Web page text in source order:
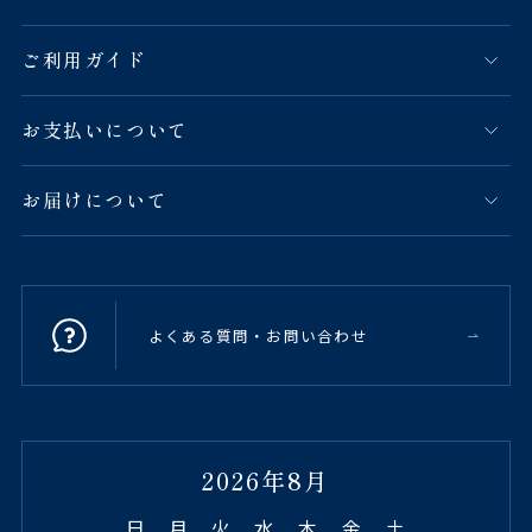
ご利用ガイド
お支払いについて
お届けについて
よくある質問・お問い合わせ
2026年8月